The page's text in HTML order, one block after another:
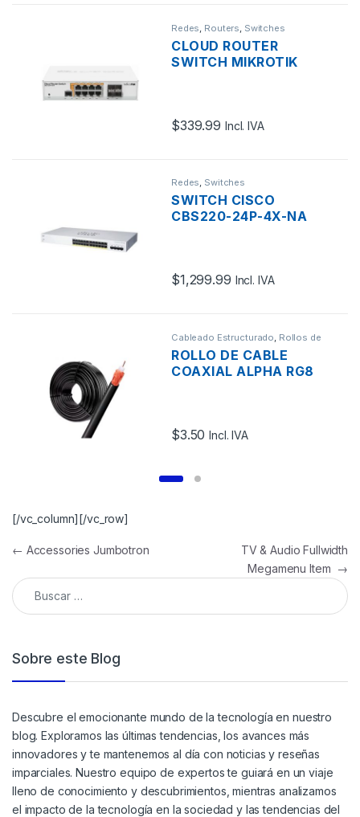
Redes Routers Switches
CLOUD ROUTER
SWITCH MIKROTIK
GIGABIT POE+ 160W +
$339.99 Incl. IVA
Redes, Switches
SWITCH CISCO
CBS220-24P-4X-NA
195W + 4X10GIGABIT
$1,299.99 Incl. IVA
Cableado Estructurado, Rollos de
ROLLO DE CABLE
COAXIAL ALPHA RG8
$3.50 Incl. IVA
[/vc_column][/vc_row]
← Accessories Jumbotron
TV & Audio Fullwidth
Megamenu Item →
Sobre este Blog
Descubre el emocionante mundo de la tecnología en nuestro
blog. Exploramos las últimas tendencias, los avances más
innovadores y te mantenemos al día con noticias y reseñas
imparciales. Nuestro equipo de expertos te guiará en un viaje
lleno de conocimiento y descubrimientos, mientras analizamos
el impacto de la tecnología en la sociedad y las tendencias del